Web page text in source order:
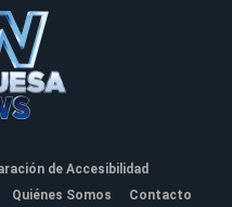
de Accesibilidad
Quiénes Somos Contacto